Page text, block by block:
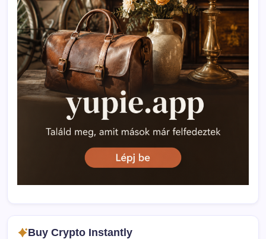
Buy Crypto Instantly